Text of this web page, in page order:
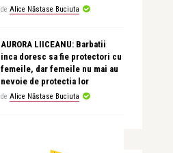
de Alice Năstase Buciuta
AURORA LIICEANU: Barbatii
inca doresc sa fie protectori cu
femeile, dar femeile nu mai au
nevoie de protectia lor
de Alice Năstase Buciuta